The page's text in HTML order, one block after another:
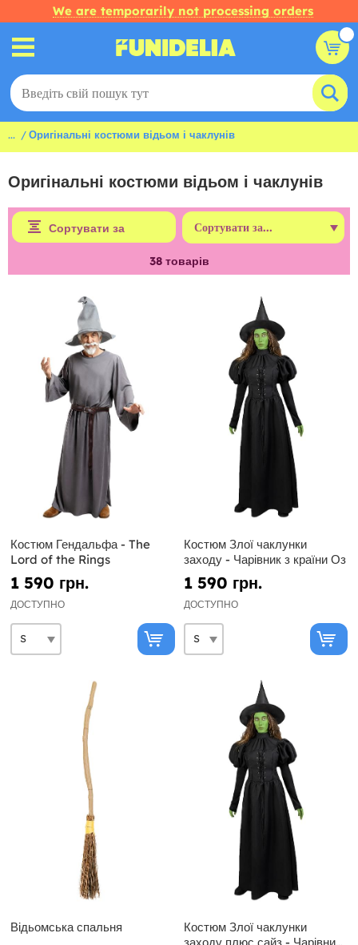
We are temporarily not processing orders
... Оригінальні костюми відьом і чаклунів
Оригінальні костюми відьом і чаклунів
Сортувати за
38товарів
Костюм Гендальфа - The
Lord of the Rings
1 590 грн.
ДОСТУПНО
Костюм Злої чаклунки
заходу - Чарівник з країни Оз
1 590 грн.
ДОСТУПНО
Відьомська спальня
Костюм Злої чаклунки